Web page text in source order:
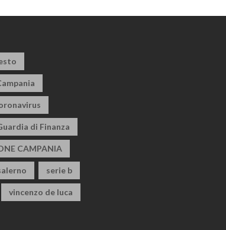
di Finanza
CAMPANIA
serie b
vincenzo de luca